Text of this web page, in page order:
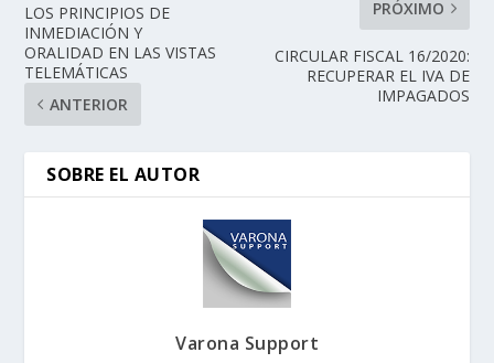
LOS PRINCIPIOS DE
INMEDIACIÓN Y
ORALIDAD EN LAS VISTAS
TELEMÁTICAS
ANTERIOR
PRÓXIMO
CIRCULAR FISCAL 16/2020:
RECUPERAR EL IVA DE
IMPAGADOS
SOBRE EL AUTOR
Varona Support